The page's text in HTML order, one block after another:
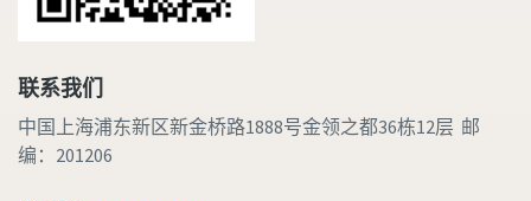
联系我们
中国上海浦东新区新金桥路1888号金领之都36栋12层 邮
编：201206